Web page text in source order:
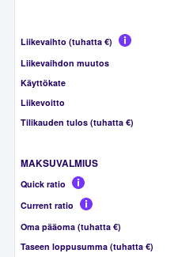
Liikevaihto (tuhatta €)
Liikevaihdon muutos
Käyttökate
Liikevoitto
Tilikauden tulos (tuhatta €)
MAKSUVALMIUS
Quick ratio
Current ratio
Oma pääoma (tuhatta €)
Taseen loppusumma (tuhatta €)